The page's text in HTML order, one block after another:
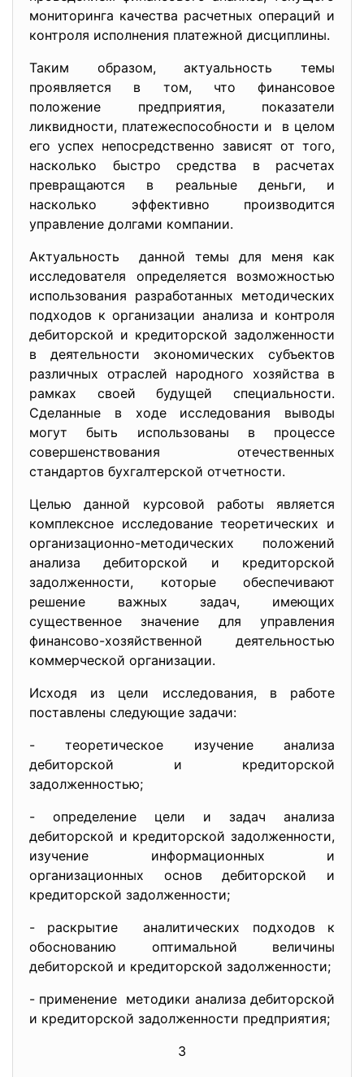
мониторинга качества расчетных операций и
контроля исполнения платежной дисциплины.
Таким образом, актуальность темы
проявляется в том, что финансовое
положение предприятия, показатели
ликвидности, платежеспособности и в целом
его успех непосредственно зависят от того,
насколько быстро средства в расчетах
превращаются в реальные деньги, и
насколько эффективно производится
управление долгами компании.
Актуальность данной темы для меня как
исследователя определяется возможностью
использования разработанных методических
подходов к организации анализа и контроля
дебиторской и кредиторской задолженности
в деятельности экономических субъектов
различных отраслей народного хозяйства в
рамках своей будущей специальности.
Сделанные в ходе исследования выводы
могут быть использованы в процессе
совершенствования отечественных
стандартов бухгалтерской отчетности.
Целью данной курсовой работы является
комплексное исследование теоретических и
организационно-методических положений
анализа дебиторской и кредиторской
задолженности, которые обеспечивают
решение важных задач, имеющих
существенное значение для управления
финансово-хозяйственной деятельностью
коммерческой организации.
Исходя из цели исследования, в работе
поставлены следующие задачи:
- теоретическое изучение анализа
дебиторской и кредиторской
задолженностью;
- определение цели и задач анализа
дебиторской и кредиторской задолженности,
изучение информационных и
организационных основ дебиторской и
кредиторской задолженности;
- раскрытие аналитических подходов к
обоснованию оптимальной величины
дебиторской и кредиторской задолженности;
- применение методики анализа дебиторской
и кредиторской задолженности предприятия;
3